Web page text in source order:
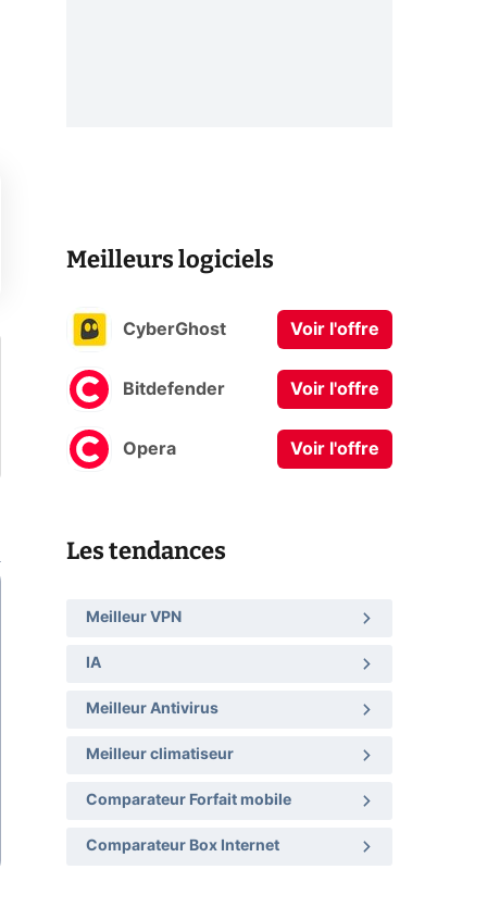
Meilleurs logiciels
CyberGhost Voir l'offre
Bitdefender Voir l'offre
Opera Voir l'offre
Les tendances
Meilleur VPN
IA
Meilleur Antivirus
Meilleur climatiseur
Comparateur Forfait mobile
Comparateur Box Internet